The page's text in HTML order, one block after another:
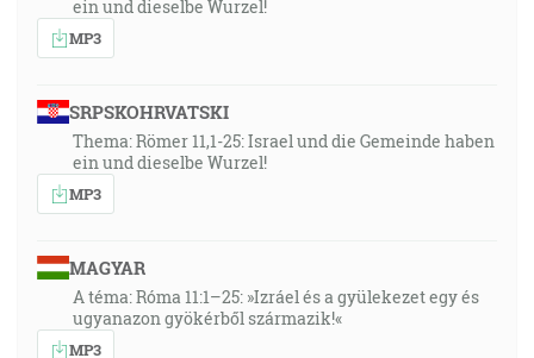
ein und dieselbe Wurzel!
MP3
SRPSKOHRVATSKI
Thema: Römer 11,1-25: Israel und die Gemeinde haben
ein und dieselbe Wurzel!
MP3
MAGYAR
A téma: Róma 11:1–25: »Izráel és a gyülekezet egy és
ugyanazon gyökérből származik!«
MP3